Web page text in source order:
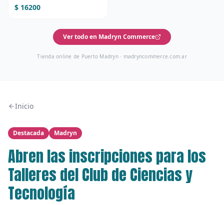
$ 16200
Ver todo en Madryn Commerce
Tienda online de Puerto Madryn · madryncommerce.com.ar
Inicio
Destacada Madryn
Abren las inscripciones para los
Talleres del Club de Ciencias y
Tecnología